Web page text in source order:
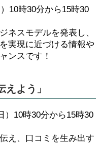
10時30分から15時30
ネスモデルを発表し、
実現に近づける情報や
ンスです！
よう」
）10時30分から15時30
え、口コミを生み出す